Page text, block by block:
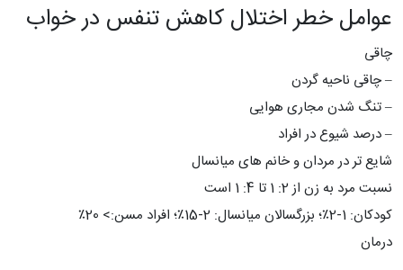
عوامل خطر اختلال کاهش تنفس در خواب
چاقی
– چاقی ناحیه گردن
– تنگ شدن مجاری هوایی
– درصد شیوع در افراد
شایع تر در مردان و خانم های میانسال
نسبت مرد به زن از 2: 1 تا 4: 1 است
کودکان: 1-2٪؛ بزرگسالان میانسال: 2-15٪؛ افراد مسن:> 20٪
درمان